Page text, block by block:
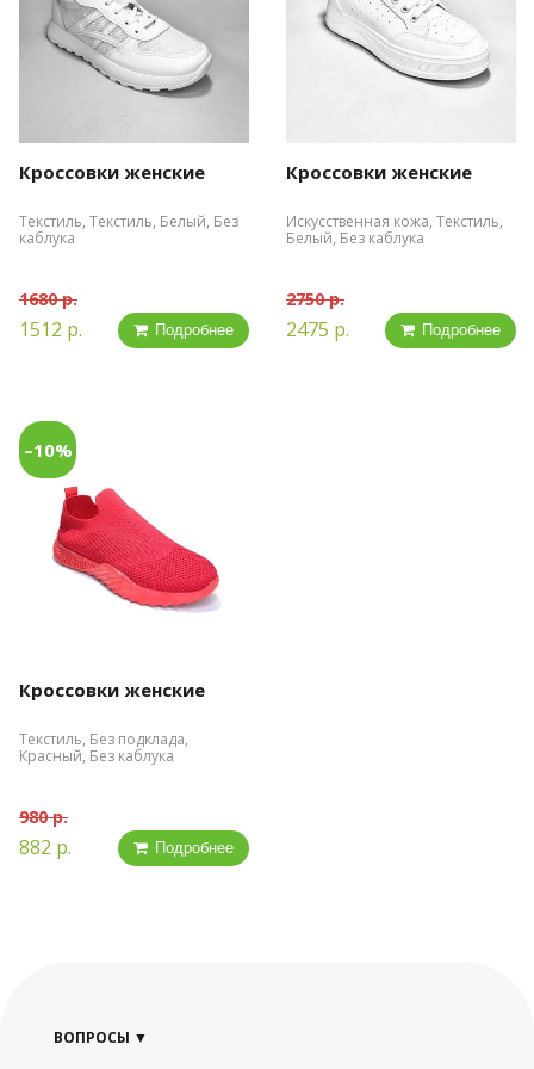
Кроссовки женские
Текстиль, Текстиль, Белый, Без
каблука
1680 р.
1512 р. Подробнее
Кроссовки женские
Искусственная кожа, Текстиль,
Белый, Без каблука
2750 р.
2475 р. Подробнее
–10%
Кроссовки женские
Текстиль, Без подклада,
Красный, Без каблука
980 р.
882 р. Подробнее
ВОПРОСЫ